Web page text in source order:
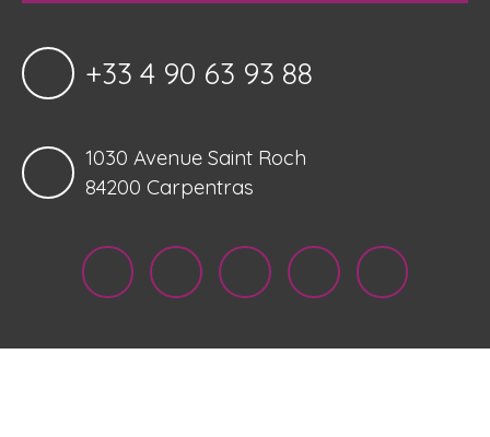
+33 4 90 63 93 88
1030 Avenue Saint Roch
84200 Carpentras